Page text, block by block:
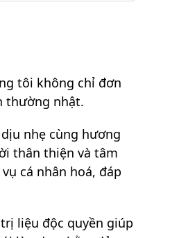
tôi không chỉ đơn
thường nhật.
nhẹ cùng hương
thân thiện và tâm
cá nhân hoá, đáp
liệu độc quyền giúp